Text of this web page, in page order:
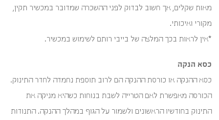
מאות שקלים, אך חשוב לבדוק לפני ההשכרה שמדובר במכשיר תקין,
מקורי ואיכותי.
*אין לראות בכך המלצה של בייבי רותם לשימוש במכשיר.
כסא הנקה
כסא ההנקה או כורסת ההנקה הם לרוב תוספת נחמדה לחדר התינוק.
הכורסה מאפשרת לאם הטרייה לשבת בנוחות כשהיא מניקה את
התינוק בחודשיו הראשונים ולשמור על הגוף במהלך ההנקה. התנודות